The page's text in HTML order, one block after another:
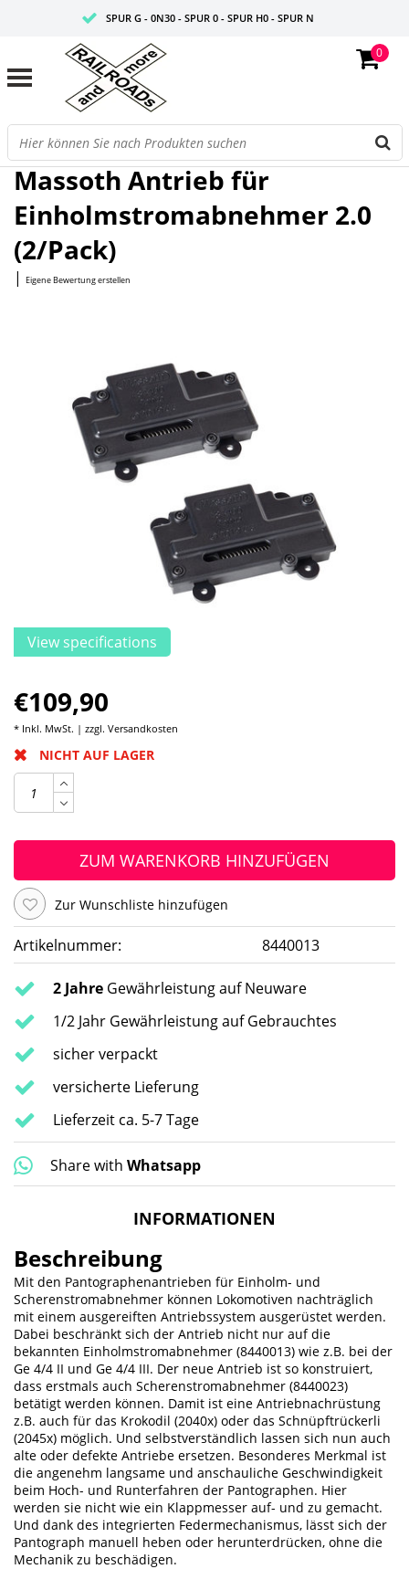
SPUR G - 0N30 - SPUR 0 - SPUR H0 - SPUR N
0
Startseite/Antrieb für Einholmstromabnehmer 2.0 (2/Pack)
Massoth Antrieb für
Einholmstromabnehmer 2.0
(2/Pack)
| Eigene Bewertung erstellen
View specifications
€109,90
* Inkl. MwSt. | zzgl. Versandkosten
NICHT AUF LAGER
ZUM WARENKORB HINZUFÜGEN
Zur Wunschliste hinzufügen
Artikelnummer: 8440013
2 Jahre Gewährleistung auf Neuware
1/2 Jahr Gewährleistung auf Gebrauchtes
sicher verpackt
versicherte Lieferung
Lieferzeit ca. 5-7 Tage
Share with Whatsapp
INFORMATIONEN
Beschreibung
Mit den Pantographenantrieben für Einholm- und
Scherenstromabnehmer können Lokomotiven nachträglich
mit einem ausgereiften Antriebssystem ausgerüstet werden.
Dabei beschränkt sich der Antrieb nicht nur auf die
bekannten Einholmstromabnehmer (8440013) wie z.B. bei der
Ge 4/4 II und Ge 4/4 III. Der neue Antrieb ist so konstruiert,
dass erstmals auch Scherenstromabnehmer (8440023)
betätigt werden können. Damit ist eine Antriebnachrüstung
z.B. auch für das Krokodil (2040x) oder das Schnüpftrückerli
(2045x) möglich. Und selbstverständlich lassen sich nun auch
alte oder defekte Antriebe ersetzen. Besonderes Merkmal ist
die angenehm langsame und anschauliche Geschwindigkeit
beim Hoch- und Runterfahren der Pantographen. Hier
werden sie nicht wie ein Klappmesser auf- und zu gemacht.
Und dank des integrierten Federmechanismus, lässt sich der
Pantograph manuell heben oder herunterdrücken, ohne die
Mechanik zu beschädigen.